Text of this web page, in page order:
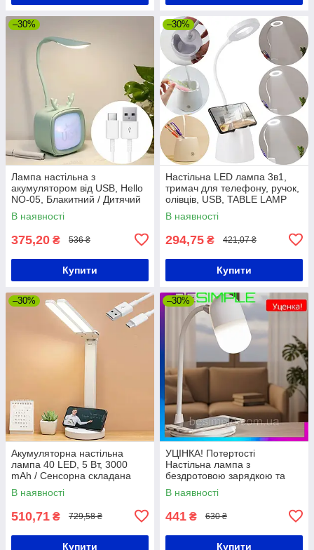
–30%
Лампа настільна з
акумулятором від USB, Hello
NO-05, Блакитний / Дитячий
настільний світильник-нічник
В наявності
375,20 ₴ 536 ₴
Купити
–30%
Настільна LED лампа 3в1,
тримач для телефону, ручок,
олівців, USB, TABLE LAMP
TD-02/ Портативна лампа
В наявності
294,75 ₴ 421,07 ₴
Купити
–30%
Акумуляторна настільна
лампа 40 LED, 5 Вт, 3000
mAh / Сенсорна складана
лампа з двома головками
В наявності
510,71 ₴ 729,58 ₴
Купити
–30%
УЦІНКА! Потертості
Настільна лампа з
бездротовою зарядкою та
Bluetooth колонкою від USB,
MD-088 / Гнучка лампа-
В наявності
441 ₴ 630 ₴
Купити